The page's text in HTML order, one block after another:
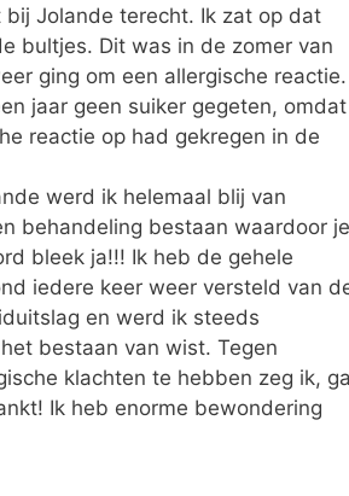
Jolande terecht. Ik zat op dat
bultjes. Dit was in de zomer van
ging om een allergische reactie.
jaar geen suiker gegeten, omdat
reactie op had gekregen in de
werd ik helemaal blij van
behandeling bestaan waardoor je
bleek ja!!! Ik heb de gehele
iedere keer weer versteld van
en werd ik steeds
bestaan van wist. Tegen
klachten te hebben zeg ik, ga
Ik heb enorme bewondering